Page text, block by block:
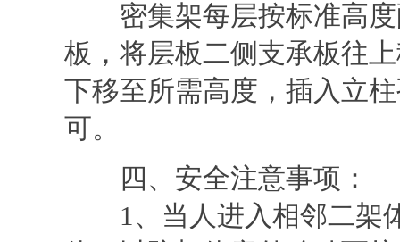
密集架每层按标准高度
板，将层板二侧支承板往
下移至所需高度，插入立
可。
四、安全注意事项：
1、当人进入相邻二架